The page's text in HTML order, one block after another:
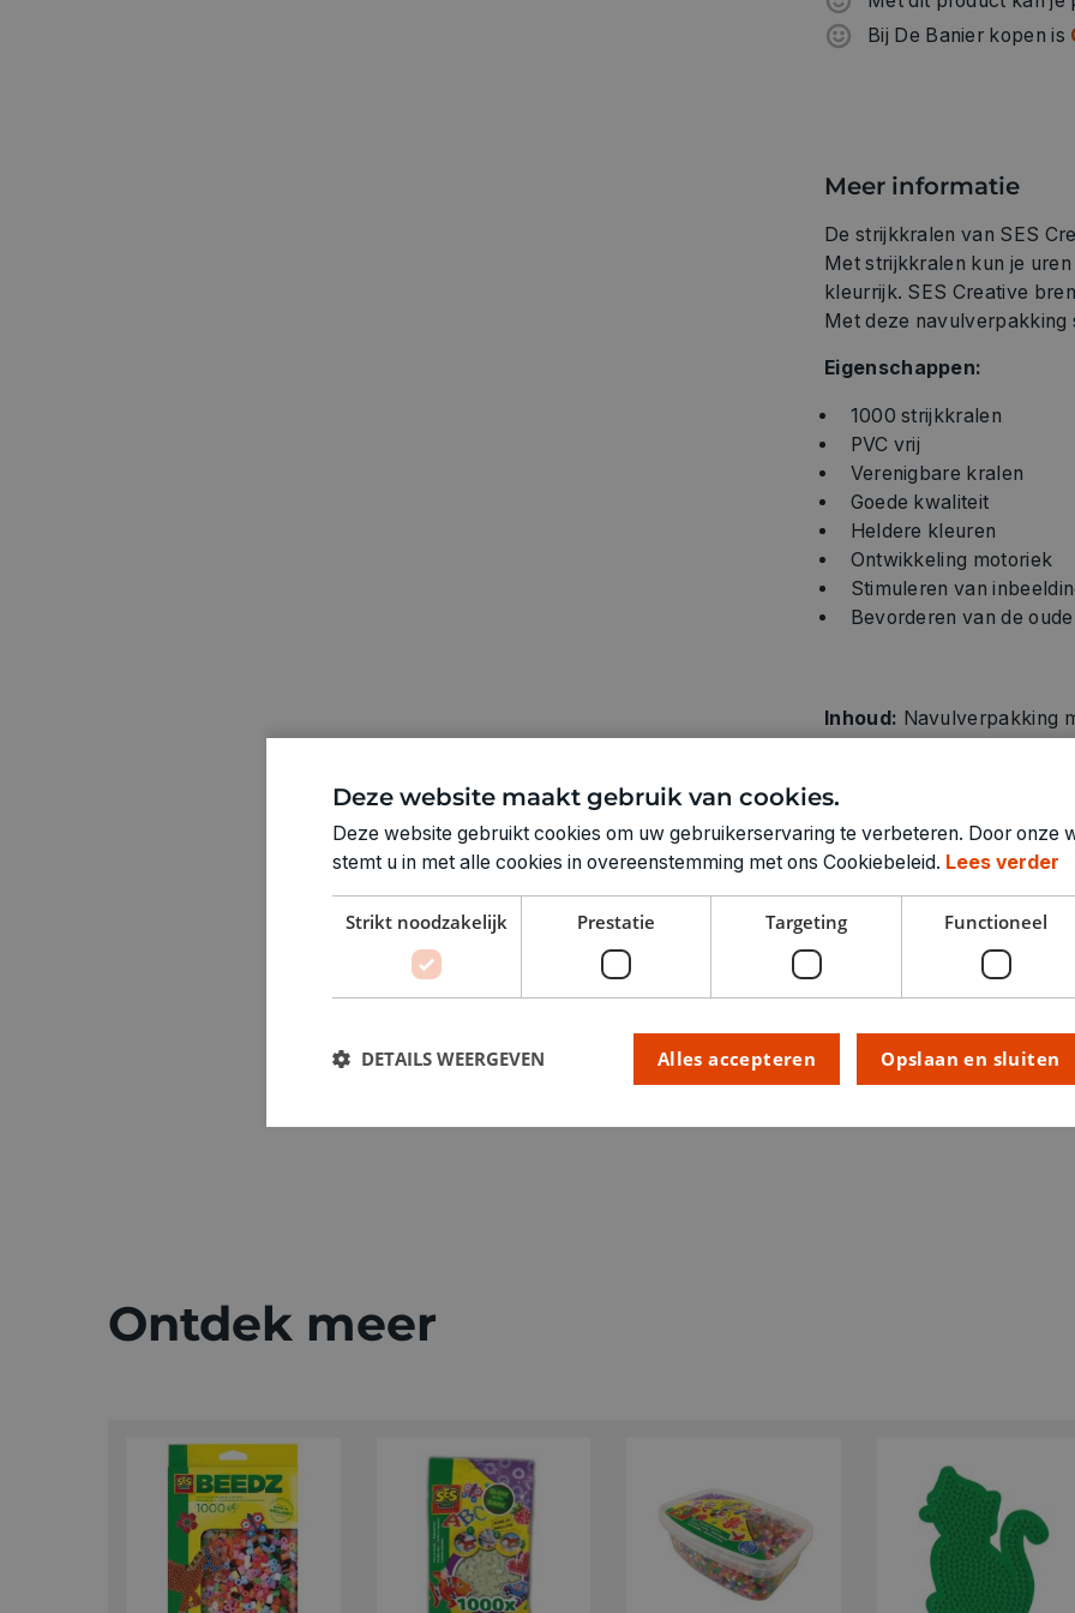
Bij De Banier kopen is
Meer informatie
De strijkkralen van SES
Met strijkkralen kun je
kleurrijk. SES Creative
Met deze navulverpakking
Eigenschappen:
1000 strijkkralen
PVC vrij
Verenigbare kralen
Goede kwaliteit
Heldere kleuren
Ontwikkeling motoriek
Stimuleren van
Bevorderen van de
Inhoud: Navulverpakking
Technische
KLEUR:
ARTIKELNUMMER
Ontdek meer
Deze website maakt gebruik van cookies.
Deze website gebruikt cookies om uw gebruikerservaring te verbeteren. Door onze
stemt u in met alle cookies in overeenstemming met ons Cookiebeleid. Lees verder
Strikt noodzakelijk Prestatie Targeting Functioneel
Opslaan en sluiten
Alles accepteren
DETAILS WEERGEVEN